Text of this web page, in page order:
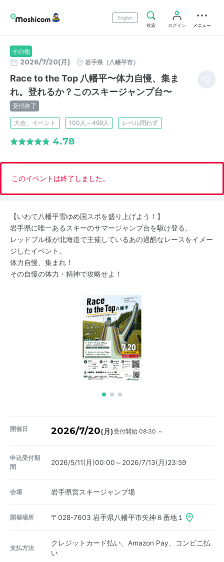
English
検索
ログイン メニュー
その他
2026/7/20(月) 岩手県（八幡平市）
Race to the Top 八幡平〜体力自慢、集ま
れ。登れるか？このスキージャンプ台〜
受付終了
大会、イベント 100人～499人 レベル問わず
4.78
このイベントは終了しました。
【いわて八幡平雪ゆめ国スポを盛り上げよう！】
岩手県に唯一あるスキーのサマージャンプ台を駆け登る。
レッドブル様が北海道で主催しているあの過酷なレースをイメー
ジしたイベント。
体力自慢、集まれ！
その自慢の体力・精神で攻略せよ！
開催日 2026/7/20(月)受付開始 08:30 ～
申込受付期
間
2026/5/11(月)00:00～2026/7/13(月)23:59
会場 岩手県営スキージャンプ場
開催場所 〒028-7603 岩手県八幡平市矢神８番地１
支払方法
クレジットカード払い、Amazon Pay、コンビニ払
い